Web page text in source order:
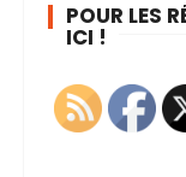
POUR LES
ICI !